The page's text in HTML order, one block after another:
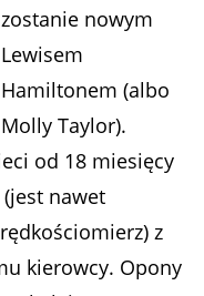
zostanie nowym
Lewisem
Hamiltonem (albo
Molly Taylor).
od 18 miesięcy
(jest nawet
z
kierowcy. Opony